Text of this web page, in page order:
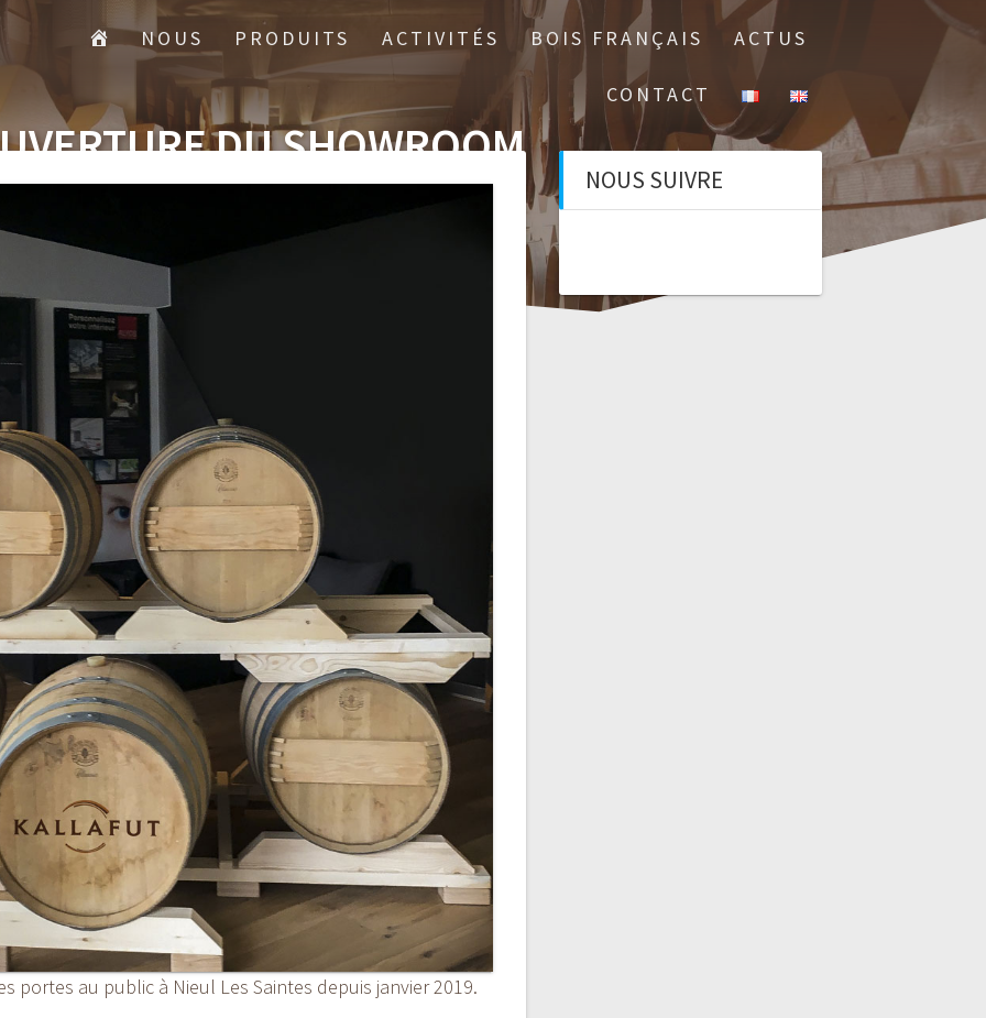
NOUS PRODUITS ACTIVITÉS BOIS FRANÇAIS ACTUS
CONTACT
DU SHOWROOM
portes au public à Nieul Les Saintes depuis janvier 2019.
NOUS SUIVRE